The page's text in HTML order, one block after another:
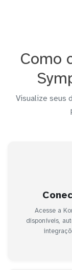
Como
Visualize seus
Acesse a
disponíveis,